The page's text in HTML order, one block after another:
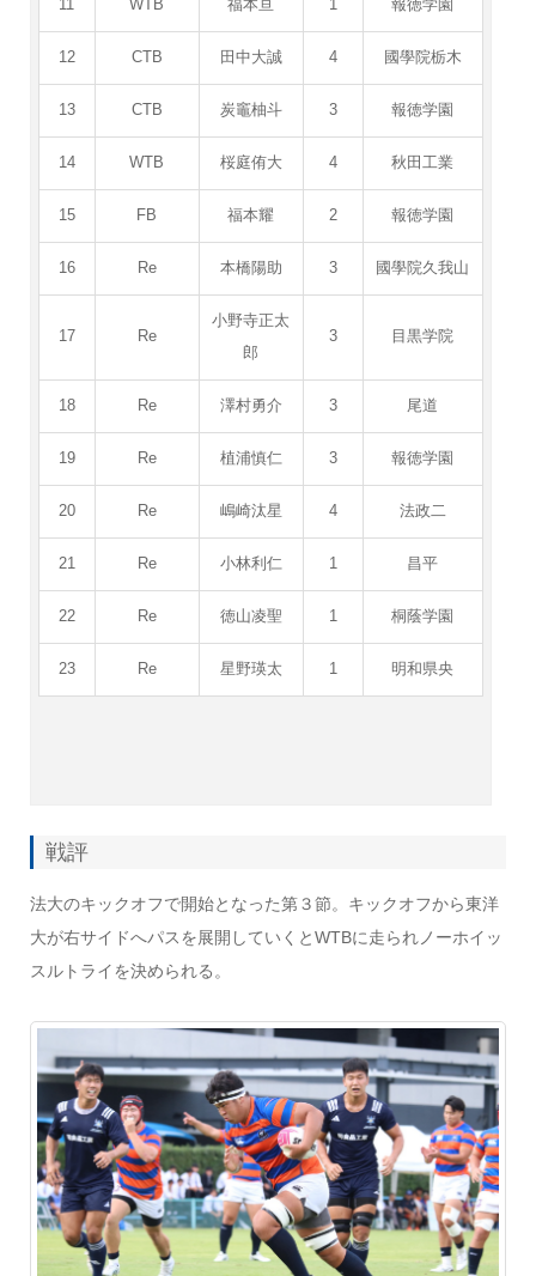
11 WTB 福本亘 1 報徳学園
12 CTB 田中大誠 4 國學院栃木
13 CTB 炭竈柚斗 3 報徳学園
14 WTB 桜庭侑大 4 秋田工業
15 FB 福本耀 2 報徳学園
16 Re 本橋陽助 3 國學院久我山
17 Re
小野寺正太
郎
3 目黒学院
18 Re 澤村勇介 3 尾道
19 Re 植浦慎仁 3 報徳学園
20 Re 嶋崎汰星 4 法政二
21 Re 小林利仁 1 昌平
22 Re 徳山凌聖 1 桐蔭学園
23 Re 星野瑛太 1 明和県央
戦評
法大のキックオフで開始となった第３節。キックオフから東洋
大が右サイドへパスを展開していくとWTBに走られノーホイッ
スルトライを決められる。